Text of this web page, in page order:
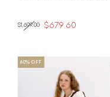
$1,699.00 $679.60